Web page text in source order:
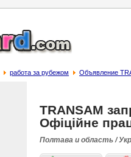
работа за рубежом Объявление
TRANSAM
Офіційне
Полтава и область /